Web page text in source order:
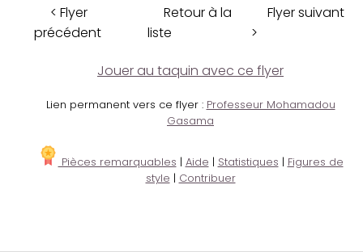
< Flyer
précédent
Retour à la
liste
Flyer suivant
>
Jouer au taquin avec ce flyer
Lien permanent vers ce flyer : Professeur Mohamadou
Gasama
Pièces remarquables | Aide | Statistiques | Figures de
style | Contribuer